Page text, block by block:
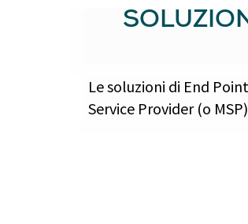
Le soluzioni di End
Service Provider (o MSP)